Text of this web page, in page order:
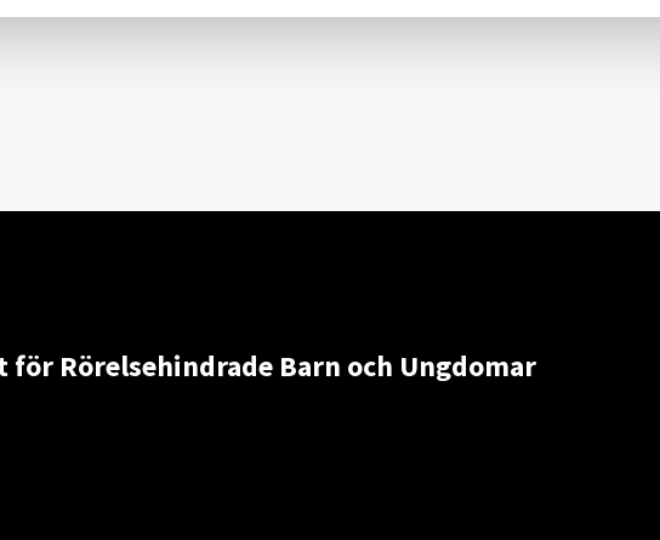
för Rörelsehindrade Barn och Ungdomar